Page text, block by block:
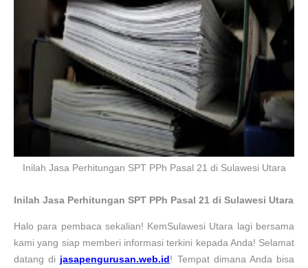
Inilah Jasa Perhitungan SPT PPh Pasal 21 di Sulawesi Utara
Inilah Jasa Perhitungan SPT PPh Pasal 21 di Sulawesi Utara
Halo para pembaca sekalian! KemSulawesi Utara lagi bersama
kami yang siap memberi informasi terkini kepada Anda! Selamat
datang di jasapengurusan.web.id! Tempat dimana Anda bisa